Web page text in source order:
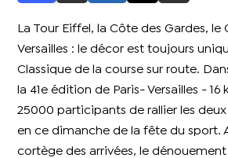
La Tour Eiffel, la Côte des Gardes, le
Versailles : le décor est toujours
Classique de la course sur route.
la 41e édition de Paris- Versailles -
25000 participants de rallier les
en ce dimanche de la fête du sport.
cortège des arrivées, le